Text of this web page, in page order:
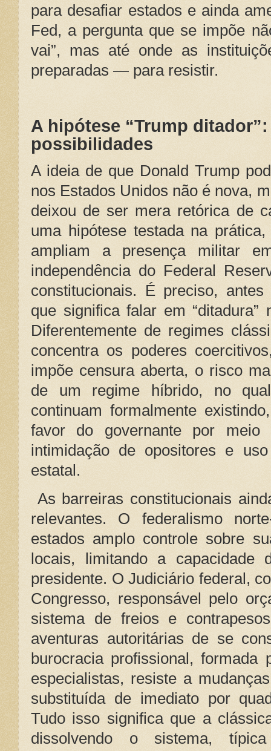
para desafiar estados e ainda
Fed, a pergunta que se impõe
vai”, mas até onde as
preparadas — para resistir.
A hipótese “Trump
possibilidades
A ideia de que Donald Trump
nos Estados Unidos não é nova,
deixou de ser mera retórica de
uma hipótese testada na
ampliam a presença militar
independência do Federal
constitucionais. É preciso,
que significa falar em “ditadura”
Diferentemente de regimes
concentra os poderes
impõe censura aberta, o risco
de um regime híbrido, no
continuam formalmente
favor do governante por meio
intimidação de opositores e
estatal.
As barreiras constitucionais
relevantes. O federalismo
estados amplo controle sobre
locais, limitando a capacidade
presidente. O Judiciário federal,
Congresso, responsável pelo
sistema de freios e
aventuras autoritárias de se
burocracia profissional, formada
especialistas, resiste a
substituída de imediato por
Tudo isso significa que a
dissolvendo o sistema,